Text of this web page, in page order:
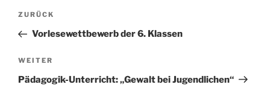
Beitragsnavigation
Vorheriger
Beitrag
ZURÜCK
Vorlesewettbewerb der 6. Klassen
Nächster
Beitrag
WEITER
Pädagogik-Unterricht: „Gewalt bei Jugendlichen“